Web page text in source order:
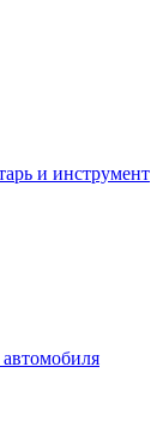
и инструмент